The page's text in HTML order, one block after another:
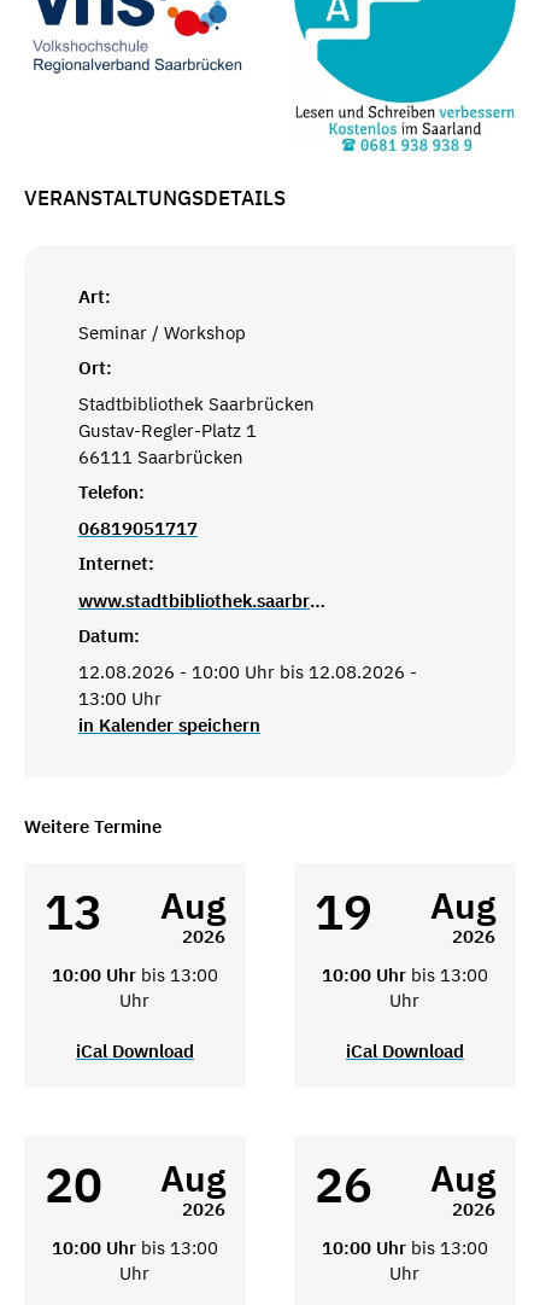
VERANSTALTUNGSDETAILS
Art:
Seminar / Workshop
Ort:
Stadtbibliothek Saarbrücken
Gustav-Regler-Platz 1
66111 Saarbrücken
Telefon:
06819051717
Internet:
www.stadtbibliothek.saarbruecken.de
Datum:
12.08.2026 - 10:00 Uhr bis 12.08.2026 -
13:00 Uhr
in Kalender speichern
Weitere Termine
13 Aug
2026
10:00 Uhr bis 13:00
Uhr
iCal Download
19 Aug
2026
10:00 Uhr bis 13:00
Uhr
iCal Download
20 Aug
2026
10:00 Uhr bis 13:00
Uhr
26 Aug
2026
10:00 Uhr bis 13:00
Uhr